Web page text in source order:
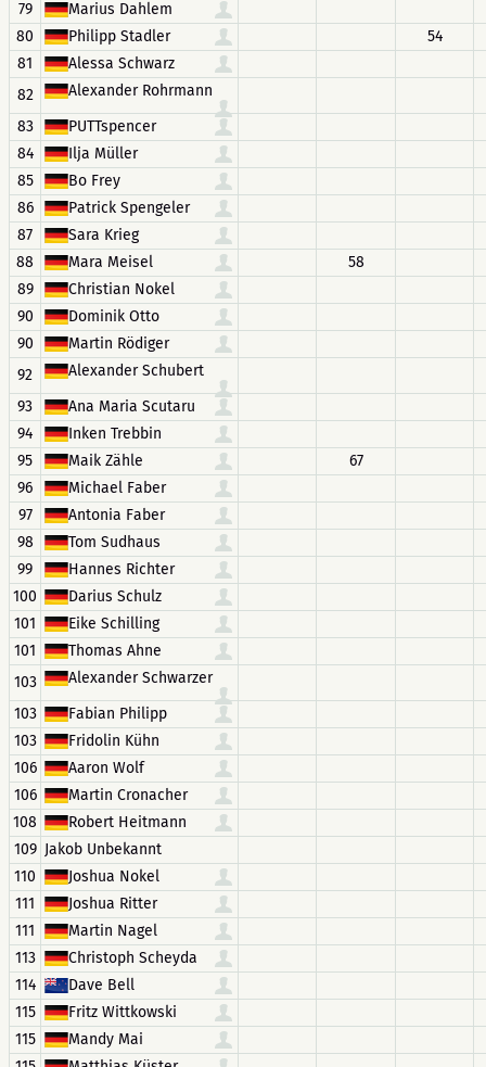
79
Marius Dahlem
80
Philipp Stadler
54
81
Alessa Schwarz
82
Alexander Rohrmann
83
PUTTspencer
84
Ilja Müller
85
Bo Frey
86
Patrick Spengeler
87
Sara Krieg
88
Mara Meisel
58
89
Christian Nokel
90
Dominik Otto
90
Martin Rödiger
92
Alexander Schubert
93
Ana Maria Scutaru
94
Inken Trebbin
95
Maik Zähle
67
96
Michael Faber
97
Antonia Faber
98
Tom Sudhaus
99
Hannes Richter
100
Darius Schulz
101
Eike Schilling
101
Thomas Ahne
103
Alexander Schwarzer
103
Fabian Philipp
103
Fridolin Kühn
106
Aaron Wolf
106
Martin Cronacher
108
Robert Heitmann
109 Jakob Unbekannt
110
Joshua Nokel
111
Joshua Ritter
111
Martin Nagel
113
Christoph Scheyda
114
Dave Bell
115
Fritz Wittkowski
115
Mandy Mai